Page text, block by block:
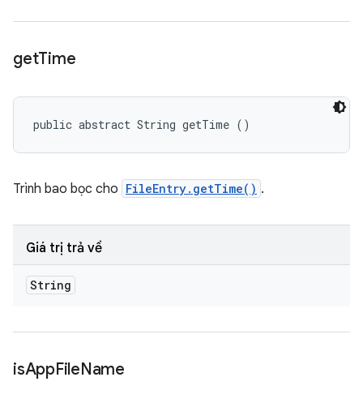
getTime
public abstract String getTime ()
Trình bao bọc cho FileEntry.getTime() .
Giá trị trả về
String
isAppFileName